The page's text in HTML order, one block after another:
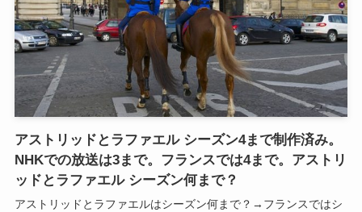
アストリッドとラファエル シーズン4まで制作済み。
NHKでの放送は3まで。フランスでは4まで。アストリ
ッドとラファエル シーズン何まで？
アストリッドとラファエルはシーズン何まで？→フランスではシ